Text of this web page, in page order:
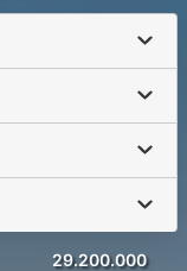
29.200.000